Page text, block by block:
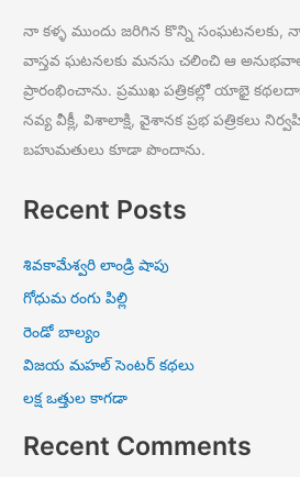
నా కళ్ళ ముందు జరిగిన కొన్ని సంఘటనలకు,
వాస్తవ ఘటనలకు మనసు చలించి ఆ
ప్రారంభించాను. ప్రముఖ పత్రికల్లో యాభై
నవ్య వీక్లీ, విశాలాక్షి, వైశానక ప్రభ పత్రికలు
బహుమతులు కూడా పొందాను.
Recent Posts
శివకామేశ్వరి లాండ్రి షాపు
గోధుమ రంగు పిల్లి
రెండో బాల్యం
విజయ మహల్ సెంటర్ కథలు
లక్ష ఒత్తుల కాగడా
Recent Comments